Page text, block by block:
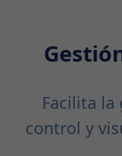
Facilita la
control y